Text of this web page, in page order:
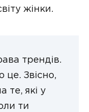
жінки.
трендів.
це. Звісно,
те, які у
ти